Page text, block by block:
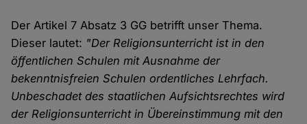
Der Artikel 7 Absatz 3 GG betrifft unser Thema.
Dieser lautet: "Der Religionsunterricht ist in den
öffentlichen Schulen mit Ausnahme der
bekenntnisfreien Schulen ordentliches Lehrfach.
Unbeschadet des staatlichen Aufsichtsrechtes wird
der Religionsunterricht in Übereinstimmung mit den